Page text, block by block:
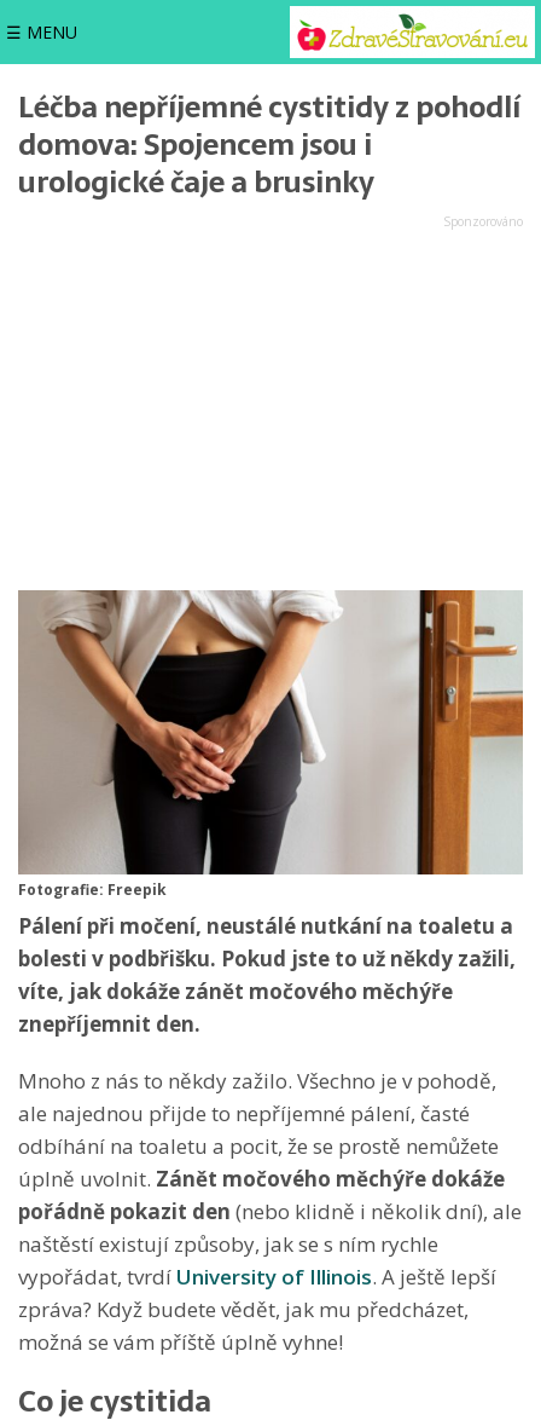
☰ MENU
Léčba nepříjemné cystitidy z pohodlí
domova: Spojencem jsou i
urologické čaje a brusinky
Fotografie: Freepik
Pálení při močení, neustálé nutkání na toaletu a
bolesti v podbřišku. Pokud jste to už někdy zažili,
víte, jak dokáže zánět močového měchýře
znepříjemnit den.
Mnoho z nás to někdy zažilo. Všechno je v pohodě,
ale najednou přijde to nepříjemné pálení, časté
odbíhání na toaletu a pocit, že se prostě nemůžete
úplně uvolnit. Zánět močového měchýře dokáže
pořádně pokazit den (nebo klidně i několik dní), ale
naštěstí existují způsoby, jak se s ním rychle
vypořádat, tvrdí University of Illinois. A ještě lepší
zpráva? Když budete vědět, jak mu předcházet,
možná se vám příště úplně vyhne!
Co je cystitida